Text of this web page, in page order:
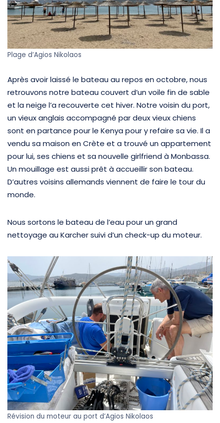
Plage d’Agios Nikolaos
Après avoir laissé le bateau au repos en octobre, nous
retrouvons notre bateau couvert d’un voile fin de sable
et la neige l’a recouverte cet hiver. Notre voisin du port,
un vieux anglais accompagné par deux vieux chiens
sont en partance pour le Kenya pour y refaire sa vie. Il a
vendu sa maison en Crète et a trouvé un appartement
pour lui, ses chiens et sa nouvelle girlfriend à Monbassa.
Un mouillage est aussi prêt à accueillir son bateau.
D’autres voisins allemands viennent de faire le tour du
monde.
Nous sortons le bateau de l’eau pour un grand
nettoyage au Karcher suivi d’un check-up du moteur.
Révision du moteur au port d’Agios Nikolaos